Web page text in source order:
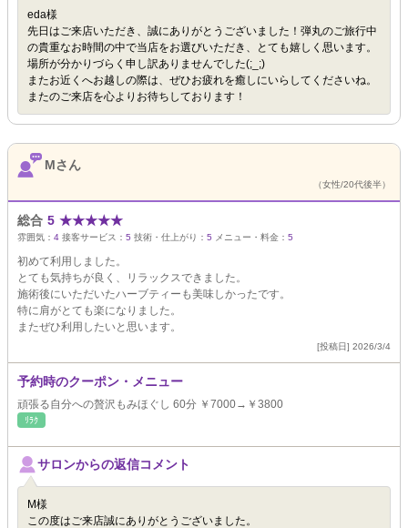
eda様
先日はご来店いただき、誠にありがとうございました！弾丸のご旅行中
の貴重なお時間の中で当店をお選びいただき、とても嬉しく思います。
場所が分かりづらく申し訳ありませんでした(;_;)
またお近くへお越しの際は、ぜひお疲れを癒しにいらしてくださいね。
またのご来店を心よりお待ちしております！
Mさん
（女性/20代後半）
総合 5 ★★★★★
雰囲気： 4 接客サービス： 5 技術・仕上がり： 5 メニュー・料金： 5
初めて利用しました。
とても気持ちが良く、リラックスできました。
施術後にいただいたハーブティーも美味しかったです。
特に肩がとても楽になりました。
またぜひ利用したいと思います。
[投稿日] 2026/3/4
予約時のクーポン・メニュー
頑張る自分への贅沢もみほぐし 60分 ￥7000→￥3800
ﾘﾗｸ
サロンからの返信コメント
M様
この度はご来店誠にありがとうございました。